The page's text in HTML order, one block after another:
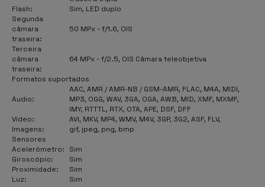
Flash:
Sim, LED duplo
Segunda
câmara
traseira:
50 MPx - f/1.6, OIS
Terceira
câmara
traseira:
64 MPx - f/2.5, OIS Câmara teleobjetiva
Formatos suportados
Áudio:
AAC, AMR / AMR-NB / GSM-AMR, FLAC, M4A, MIDI,
MP3, OGG, WAV, 3GA, OGA, AWB, MID, XMF, MXMF,
IMY, RTTTL, RTX, OTA, APE, DSF, DFF
Vídeo:
AVI, MKV, MP4, WMV, M4V, 3GP, 3G2, ASF, FLV,
Imagens:
gif, jpeg, png, bmp
Sensores
Acelerómetro:
Sim
Giroscópio:
Sim
Proximidade:
Sim
Luz:
Sim